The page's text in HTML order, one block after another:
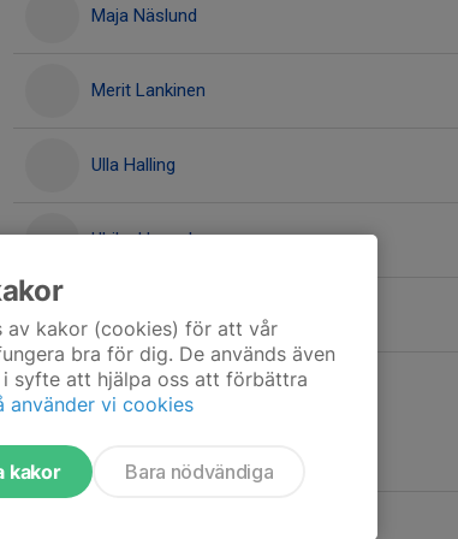
Maja Näslund
Merit Lankinen
Ulla Halling
Ulrika Hassel
av kakor (cookies) för att vår
bra för dig. De används även
syfte att hjälpa oss att förbättra
använder vi cookies
kakor Bara nödvändiga